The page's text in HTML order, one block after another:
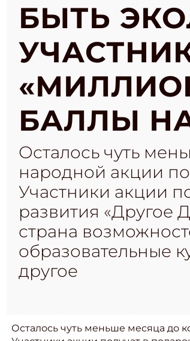
БЫТЬ
БАЛЛЫ
Осталось чуть
народной акции
Участники акции
развития «Другое
страна
образовательные
другое
Осталось чуть меньше месяца до